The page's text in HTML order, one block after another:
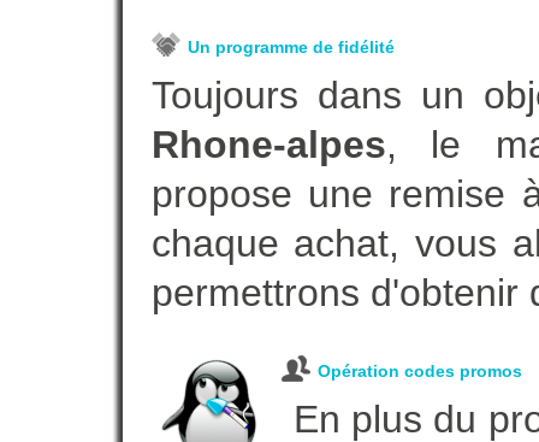
Un programme de fidélité
Toujours dans un
Rhone-alpes, le
propose une remise
chaque achat, vous
permettrons d'obtenir
Opération codes promos
En plus du